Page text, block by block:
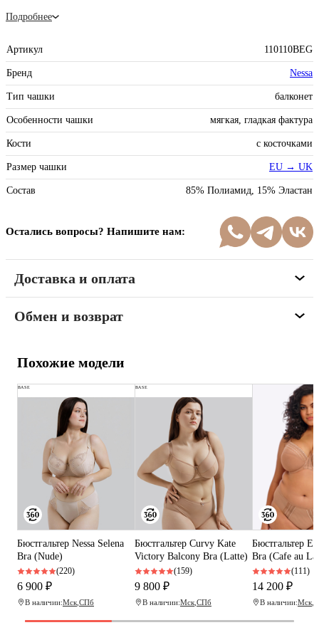
Подробнее
Артикул 110110BEG
Бренд Nessa
Тип чашки балконет
Особенности чашки мягкая, гладкая фактура
Кости с косточками
Размер чашки EU → UK
Состав 85% Полиамид, 15% Эластан
Остались вопросы? Напишите нам:
Доставка и оплата
Обмен и возврат
Похожие модели
BASE
Бюстгальтер Nessa Selena
Bra (Nude)
(220)
6 900 ₽
В наличии:Мск СПб
BASE
Бюстгальтер Curvy Kate
Victory Balcony Bra (Latte)
(159)
9 800 ₽
В наличии:Мск СПб
Бюстгальтер
Bra (Cafe au
(111)
14 200 ₽
В наличии:Мск